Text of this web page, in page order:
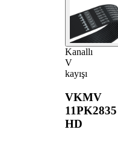
Kanallı
V
kayışı
VKMV
11PK2835
HD